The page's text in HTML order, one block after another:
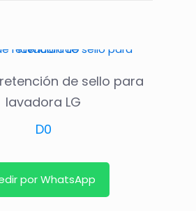
de sello para
lavadora LG
D0
por WhatsApp